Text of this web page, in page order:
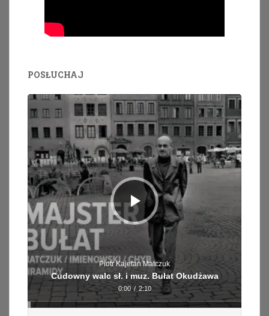
POSŁUCHAJ
Odtwarzacz
dźwiękowych
Piotr Kajetan Matczuk
Cudowny walc sł. i muz. Bułat Okudżawa
0:00 / 2:10